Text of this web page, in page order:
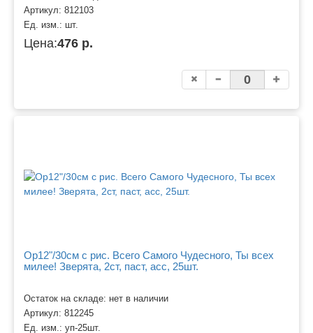
Артикул: 812103
Ед. изм.: шт.
Цена:476 р.
Ор12"/30см с рис. Всего Самого Чудесного, Ты всех
милее! Зверята, 2ст, паст, асс, 25шт.
Остаток на складе: нет в наличии
Артикул: 812245
Ед. изм.: уп-25шт.